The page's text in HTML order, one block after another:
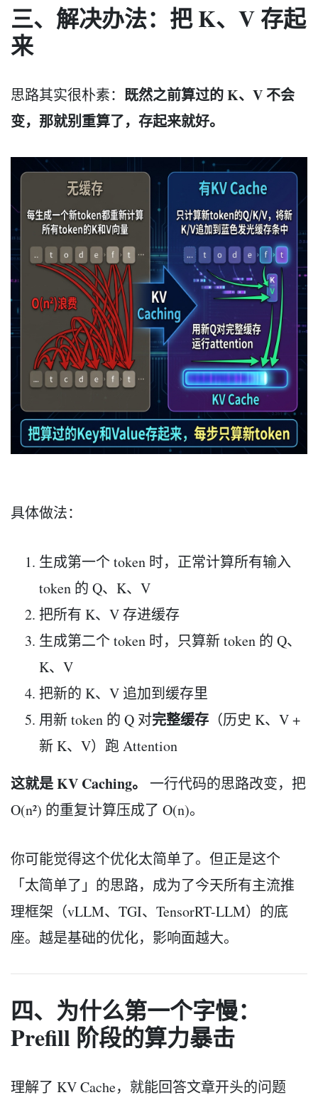
三、解决办法：把 K、V 存起
来
思路其实很朴素： 既然之前算过的 K、V 不会
变，那就别重算了，存起来就好。
具体做法：
生成第一个 token 时，正常计算所有输入
token 的 Q、K、V
把所有 K、V 存进缓存
生成第二个 token 时，只算新 token 的 Q、
K、V
把新的 K、V 追加到缓存里
用新 token 的 Q 对完整缓存 （历史 K、V +
新 K、V）跑 Attention
这就是 KV Caching。
一行代码的思路改变，把
O(n²) 的重复计算压成了 O(n)。
你可能觉得这个优化太简单了。但正是这个
「太简单了」的思路，成为了今天所有主流推
理框架（vLLM、TGI、TensorRT-LLM）的底
座。越是基础的优化，影响面越大。
四、为什么第一个字慢：
Prefill 阶段的算力暴击
理解了 KV Cache，就能回答文章开头的问题